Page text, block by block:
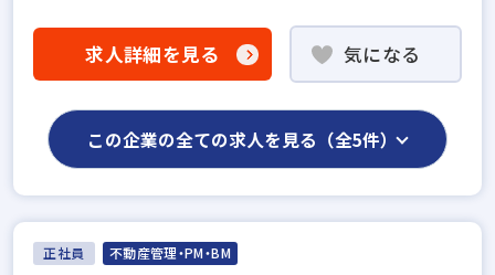
求人詳細を見る 気になる
この企業の全ての求人を見る（全5件）
正社員 不動産管理・PM・BM